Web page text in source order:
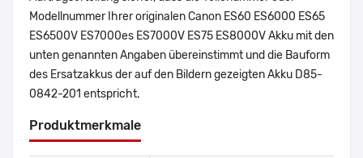
Modellnummer Ihrer originalen Canon ES60 ES6000 ES65
ES6500V ES7000es ES7000V ES75 ES8000V Akku mit den
unten genannten Angaben übereinstimmt und die Bauform
des Ersatzakkus der auf den Bildern gezeigten Akku D85-
0842-201 entspricht.
Produktmerkmale